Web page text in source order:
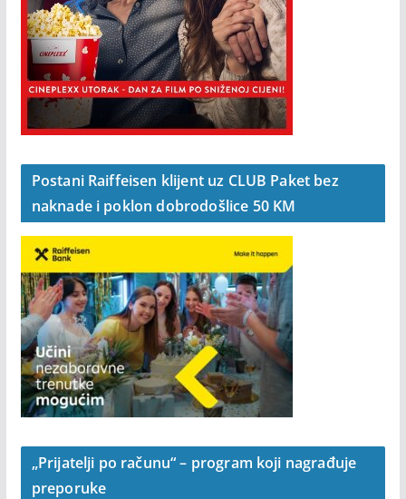
Postani Raiffeisen klijent uz CLUB Paket bez
naknade i poklon dobrodošlice 50 KM
„Prijatelji po računu“ – program koji nagrađuje
preporuke